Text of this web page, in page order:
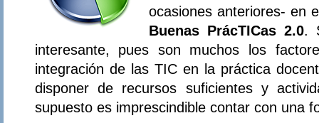
ocasiones anteriores- en
Buenas PrácTICas 2.0.
interesante, pues son muchos los
integración de las TIC en la práctica
disponer de recursos suficientes y
supuesto es imprescindible contar con una